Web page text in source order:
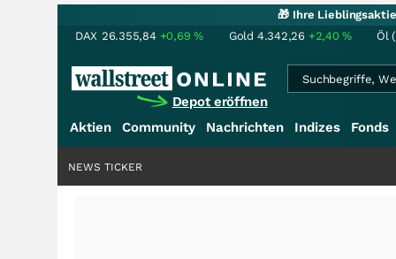
🎁 Ihre
DAX 26.355,84 +0,69% Gold 4.342,26 +2,40% Öl
Depot eröffnen
Aktien Community Nachrichten Indizes Fonds
NEWS TICKER